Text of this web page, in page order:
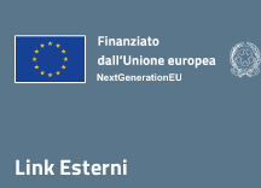
Link Esterni